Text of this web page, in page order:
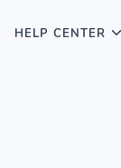
HELP CENTER